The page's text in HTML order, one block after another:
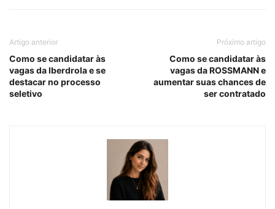
Artigo anterior
Como se candidatar às
vagas da Iberdrola e se
destacar no processo
seletivo
Próximo artigo
Como se candidatar às
vagas da ROSSMANN e
aumentar suas chances de
ser contratado